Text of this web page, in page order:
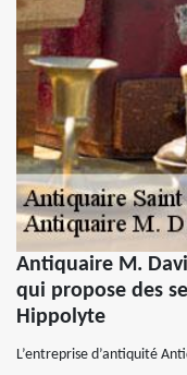
Antiquaire M.
qui propose des
Hippolyte
L’entreprise d’antiquité